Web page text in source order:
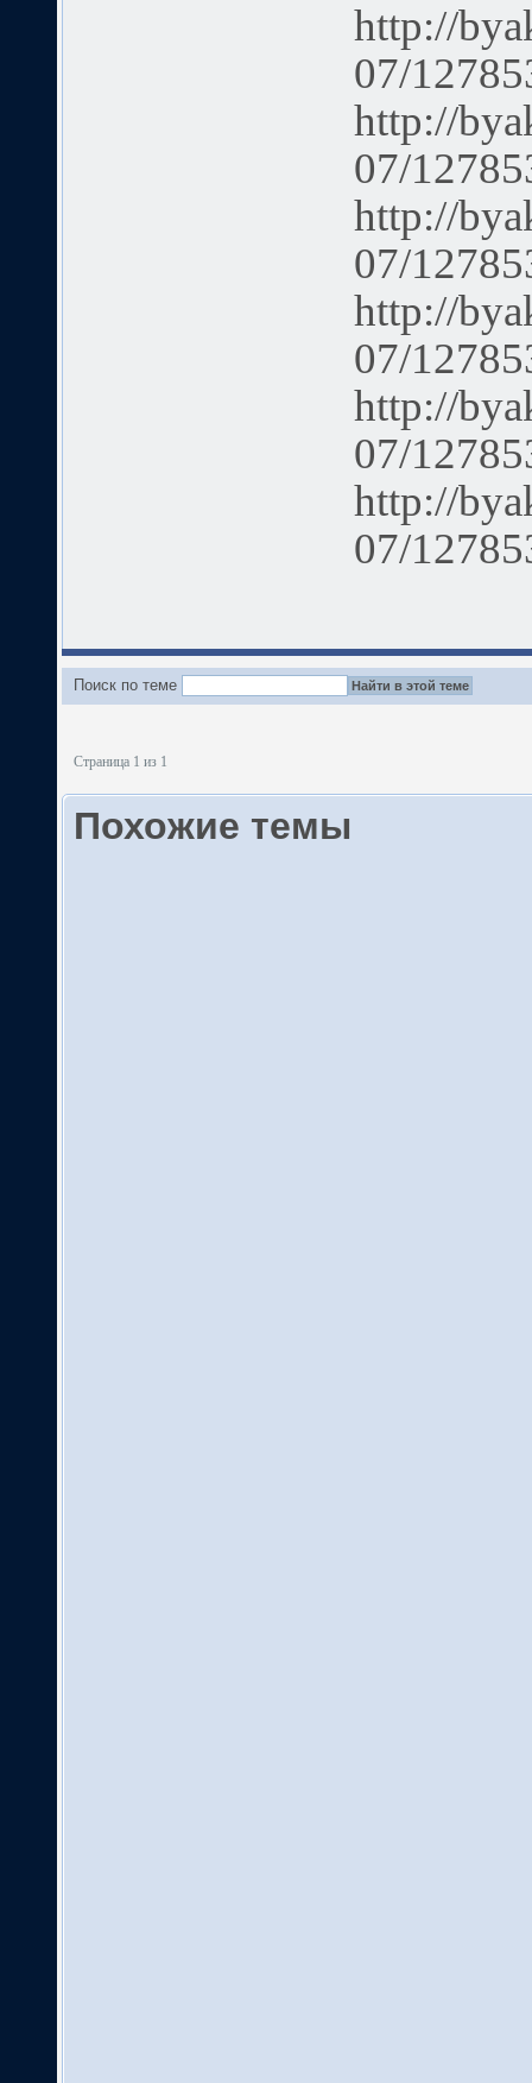
http://
07/
http://
07/
http://
07/
http://
07/
http://
07/
http://
07/
Поиск по теме
Страница 1 из 1
Похожие темы